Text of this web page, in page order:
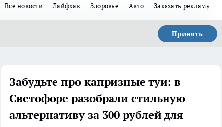
Все новости Лайфхак Здоровье Авто Заказать рекламу
Принять
Забудьте про капризные туи: в
Светофоре разобрали стильную
альтернативу за 300 рублей для